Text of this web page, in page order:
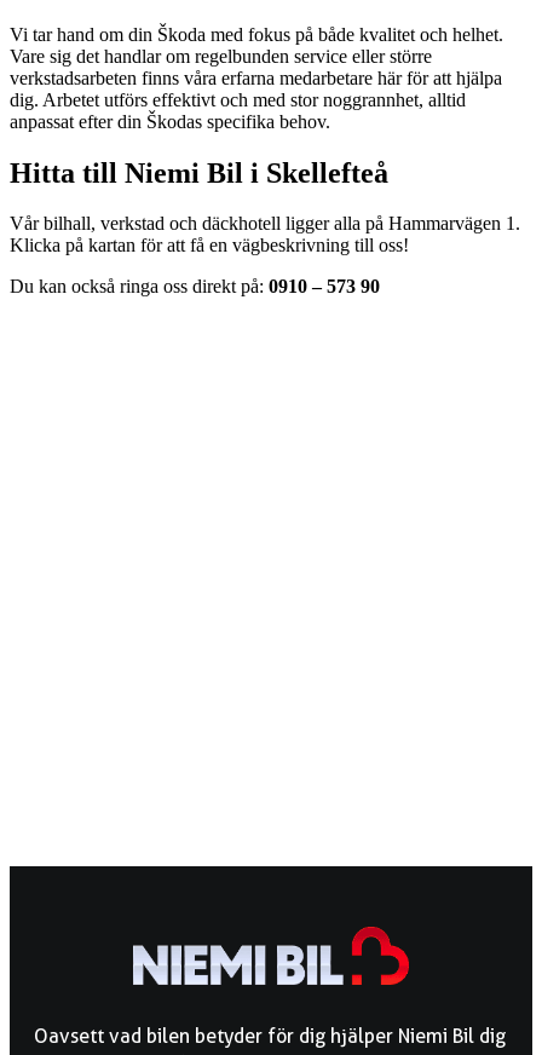
Vi tar hand om din Škoda med fokus på både kvalitet och helhet.
Vare sig det handlar om regelbunden service eller större
verkstadsarbeten finns våra erfarna medarbetare här för att hjälpa
dig. Arbetet utförs effektivt och med stor noggrannhet, alltid
anpassat efter din Škodas specifika behov.
Hitta till Niemi Bil i Skellefteå
Vår bilhall, verkstad och däckhotell ligger alla på Hammarvägen 1.
Klicka på kartan för att få en vägbeskrivning till oss!
Du kan också ringa oss direkt på: 0910 – 573 90
Oavsett vad bilen betyder för dig hjälper Niemi Bil dig